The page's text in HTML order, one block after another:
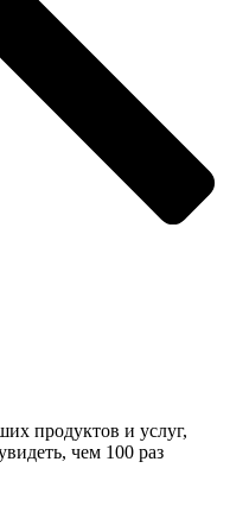
продуктов и услуг,
чем 100 раз